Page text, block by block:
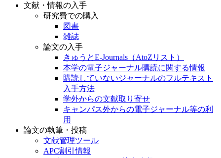
文献・情報の入手
研究費での購入
図書
雑誌
論文の入手
きゅうとE-Journals（AtoZリスト）
本学の電子ジャーナル購読に関する情報
購読していないジャーナルのフルテキスト
入手方法
学外からの文献取り寄せ
キャンパス外からの電子ジャーナル等の利
用
論文の執筆・投稿
文献管理ツール
APC割引情報